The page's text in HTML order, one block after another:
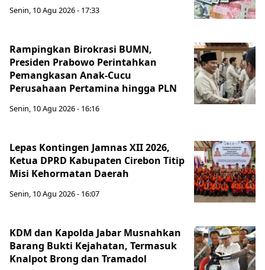
Senin, 10 Agu 2026 - 17:33
Rampingkan Birokrasi BUMN,
Presiden Prabowo Perintahkan
Pemangkasan Anak-Cucu
Perusahaan Pertamina hingga PLN
Senin, 10 Agu 2026 - 16:16
Lepas Kontingen Jamnas XII 2026,
Ketua DPRD Kabupaten Cirebon Titip
Misi Kehormatan Daerah
Senin, 10 Agu 2026 - 16:07
KDM dan Kapolda Jabar Musnahkan
Barang Bukti Kejahatan, Termasuk
Knalpot Brong dan Tramadol